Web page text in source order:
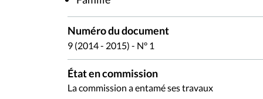
Numéro du document
9 (2014 - 2015) - N° 1
État en commission
La commission a entamé ses travaux